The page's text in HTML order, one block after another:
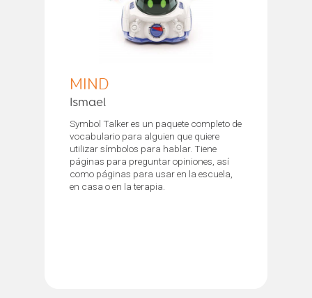
MIND
Ismael
Symbol Talker es un paquete completo de
vocabulario para alguien que quiere
utilizar símbolos para hablar. Tiene
páginas para preguntar opiniones, así
como páginas para usar en la escuela,
en casa o en la terapia.